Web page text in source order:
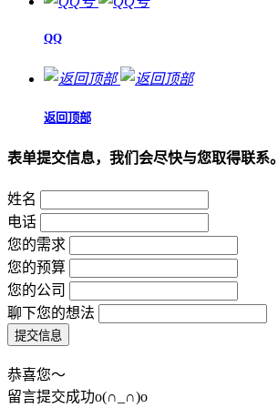
QQ
返回顶部
表单提交信息，我们会尽快与您取得联系。
姓名
电话
您的需求
您的预算
您的公司
聊下您的想法
恭喜您～
留言提交成功o(∩_∩)o